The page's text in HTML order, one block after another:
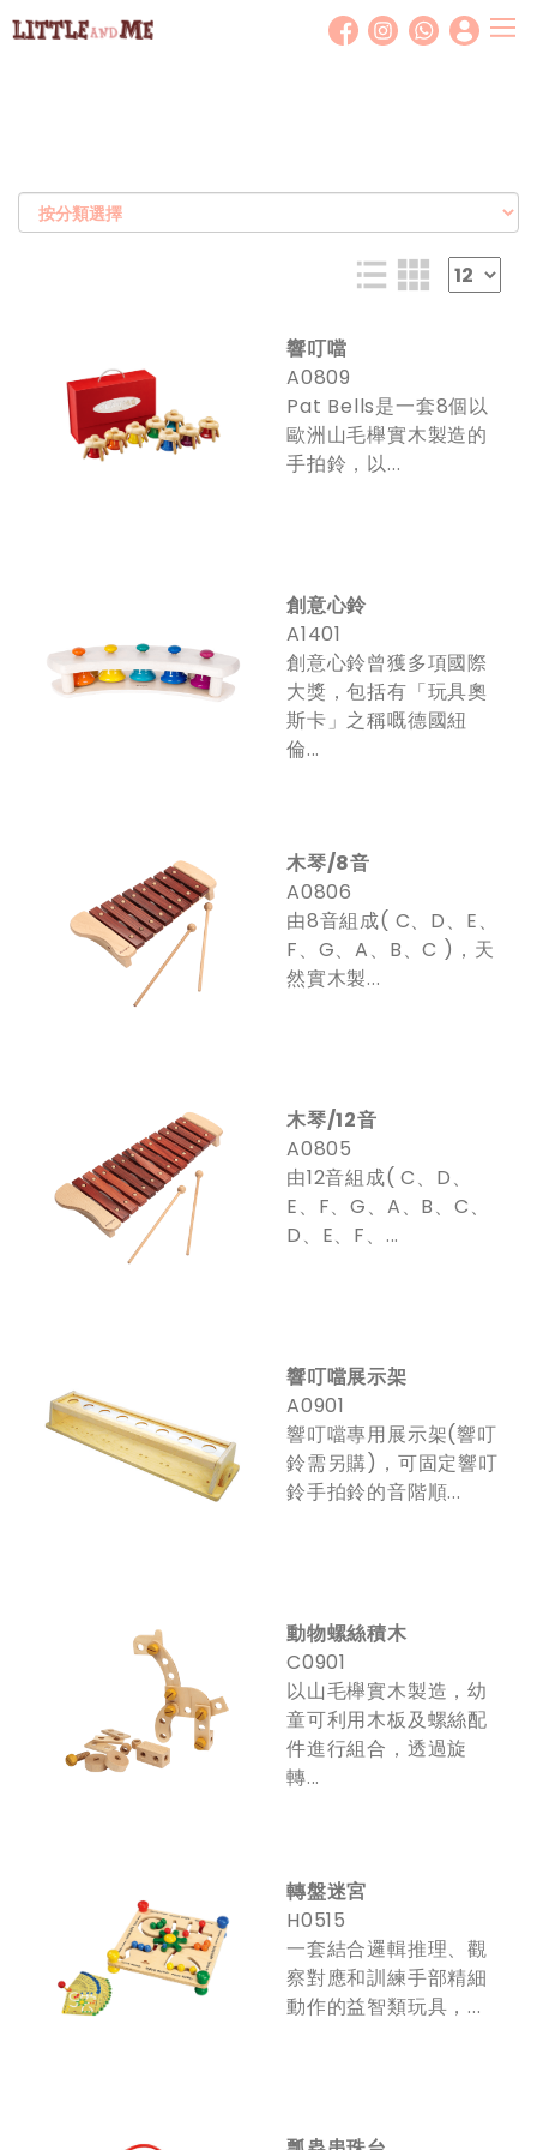
e
n
響叮噹
A0809
Pat Bells是一套8個以
歐洲山毛櫸實木製造的
手拍鈴，以...
創意心鈴
A1401
創意心鈴曾獲多項國際
大獎，包括有「玩具奧
斯卡」之稱嘅德國紐
倫...
木琴/8音
A0806
由8音組成( C、D、E、
F、G、A、B、C )，天
然實木製...
木琴/12音
A0805
由12音組成( C、D、
E、F、G、A、B、C、
D、E、F、...
響叮噹展示架
A0901
響叮噹專用展示架(響叮
鈴需另購)，可固定響叮
鈴手拍鈴的音階順...
動物螺絲積木
C0901
以山毛櫸實木製造，幼
童可利用木板及螺絲配
件進行組合，透過旋
轉...
轉盤迷宮
H0515
一套結合邏輯推理、觀
察對應和訓練手部精細
動作的益智類玩具，...